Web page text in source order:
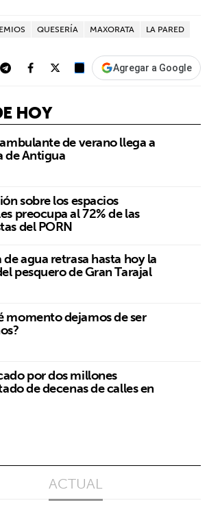
QUESERÍA MAXORATA
LA PARED
Agregar a Google
HOY
de verano llega a
de Antigua
sobre los espacios
preocupa al 72% de las
del PORN
de agua retrasa hasta hoy la
pesquero de Gran Tarajal
momento dejamos de ser
por dos millones
de decenas de calles en
ACTUAL